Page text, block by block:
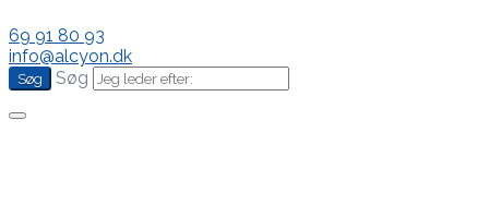
69 91 80 93
info@alcyon.dk
Søg